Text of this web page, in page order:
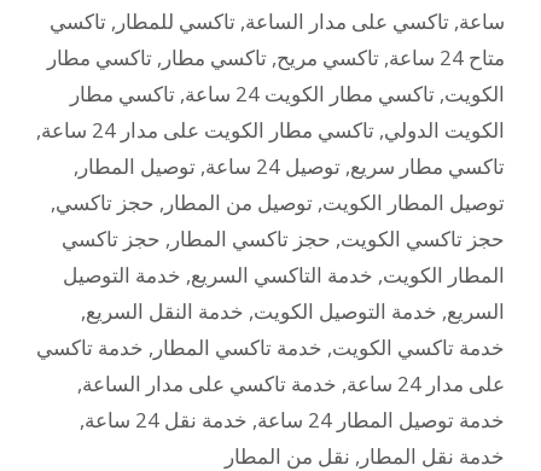
ساعة, تاكسي على مدار الساعة, تاكسي للمطار , تاكسي
متاح 24 ساعة
, تاكسي مريح, تاكسي مطار , تاكسي مطار
الكويت, تاكسي مطار الكويت 24 ساعة , تاكسي مطار
الكويت الدولي, تاكسي مطار الكويت على مدار 24 ساعة
,
تاكسي مطار سريع, توصيل 24 ساعة , توصيل المطار ,
توصيل المطار الكويت, توصيل من المطار , حجز تاكسي,
حجز تاكسي الكويت, حجز تاكسي المطار , حجز تاكسي
المطار الكويت, خدمة التاكسي السريع, خدمة التوصيل
السريع, خدمة التوصيل الكويت, خدمة النقل السريع,
خدمة تاكسي الكويت, خدمة تاكسي المطار , خدمة تاكسي
على مدار 24 ساعة
, خدمة تاكسي على مدار الساعة,
خدمة توصيل المطار 24 ساعة
, خدمة نقل 24 ساعة
,
خدمة نقل المطار , نقل من المطار